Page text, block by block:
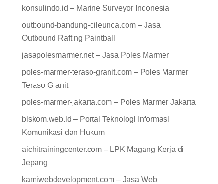
konsulindo.id – Marine Surveyor Indonesia
outbound-bandung-cileunca.com – Jasa
Outbound Rafting Paintball
jasapolesmarmer.net – Jasa Poles Marmer
poles-marmer-teraso-granit.com – Poles Marmer
Teraso Granit
poles-marmer-jakarta.com – Poles Marmer Jakarta
biskom.web.id – Portal Teknologi Informasi
Komunikasi dan Hukum
aichitrainingcenter.com – LPK Magang Kerja di
Jepang
kamiwebdevelopment.com – Jasa Web